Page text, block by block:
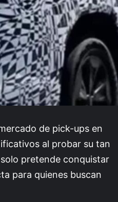
de pick-ups en
al probar su tan
pretende conquistar
para quienes buscan